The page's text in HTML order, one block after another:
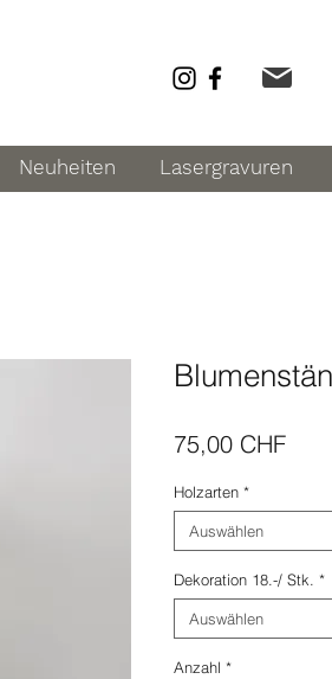
Neuheiten Lasergravuren
75,00 CHFPreis
Holzarten *
Auswählen
Dekoration 18.-/ Stk. *
Auswählen
Anzahl *